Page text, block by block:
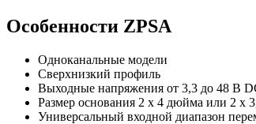
Особенности ZPSA
Одноканальные модели
Сверхнизкий профиль
Выходные напряжения от 3,3 до 48 В
Размер основания 2 x 4 дюйма или 2 x
Универсальный входной диапазон